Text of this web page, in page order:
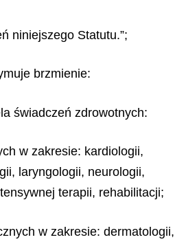
niniejszego Statutu.”;
brzmienie:
świadczeń zdrowotnych:
w zakresie: kardiologii,
laryngologii, neurologii,
terapii, rehabilitacji;
w zakresie: dermatologii,